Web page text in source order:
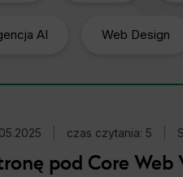
marki
Social
AI Web Design
czas czytania: 5
pod Core Web